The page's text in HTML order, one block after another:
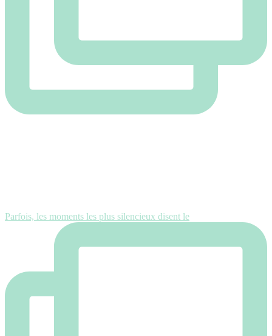
Parfois, les moments les plus silencieux disent le